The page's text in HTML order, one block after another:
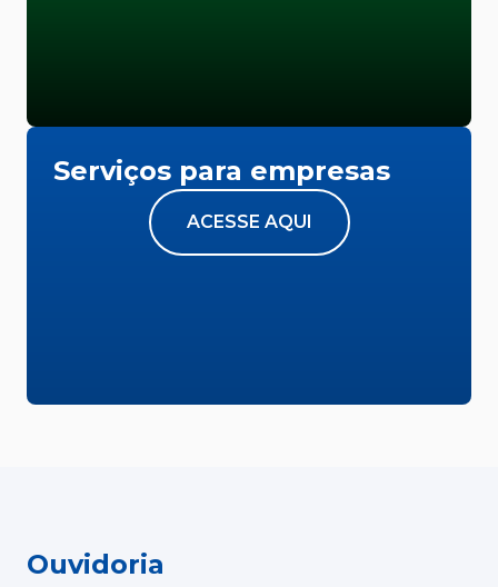
Serviços para empresas
ACESSE AQUI
Ouvidoria